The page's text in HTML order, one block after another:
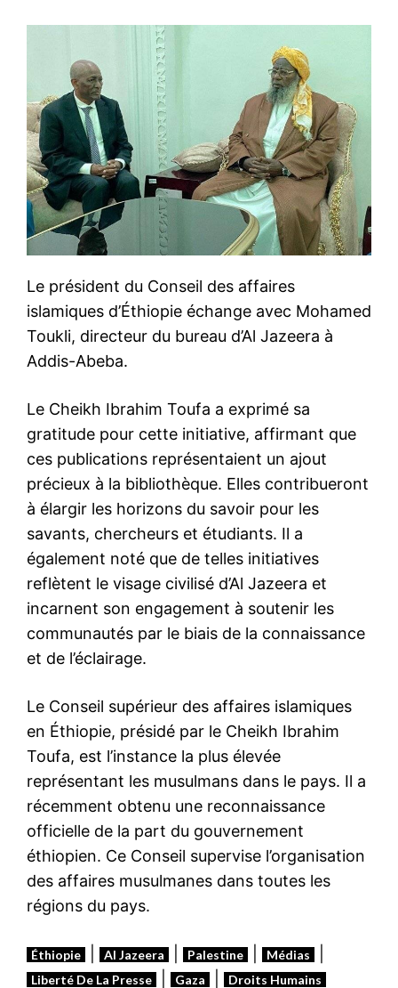
Le président du Conseil des affaires
islamiques d’Éthiopie échange avec Mohamed
Toukli, directeur du bureau d’Al Jazeera à
Addis-Abeba.
Le Cheikh Ibrahim Toufa a exprimé sa
gratitude pour cette initiative, affirmant que
ces publications représentaient un ajout
précieux à la bibliothèque. Elles contribueront
à élargir les horizons du savoir pour les
savants, chercheurs et étudiants. Il a
également noté que de telles initiatives
reflètent le visage civilisé d’Al Jazeera et
incarnent son engagement à soutenir les
communautés par le biais de la connaissance
et de l’éclairage.
Le Conseil supérieur des affaires islamiques
en Éthiopie, présidé par le Cheikh Ibrahim
Toufa, est l’instance la plus élevée
représentant les musulmans dans le pays. Il a
récemment obtenu une reconnaissance
officielle de la part du gouvernement
éthiopien. Ce Conseil supervise l’organisation
des affaires musulmanes dans toutes les
régions du pays.
Éthiopie Al Jazeera Palestine Médias
Liberté De La Presse Gaza Droits Humains